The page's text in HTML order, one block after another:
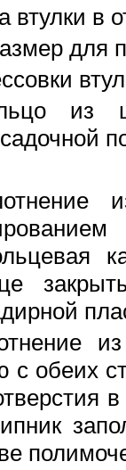
втулки в
для
из
с обеих